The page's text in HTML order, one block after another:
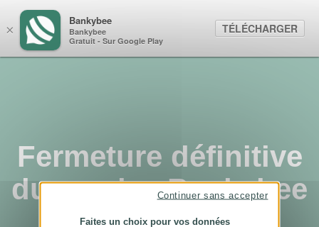
Fermeture définitive
du service Bankybee
×
Bankybee
Bankybee
Gratuit - Sur Google Play
TÉLÉCHARGER
Faites un choix pour vos données
Continuer sans accepter